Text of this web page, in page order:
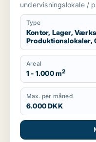
undervisningslokale /
Type
Kontor, Lager,
Produktionslokaler,
Areal
1 - 1.000 m2
Max. per måned
6.000 DKK